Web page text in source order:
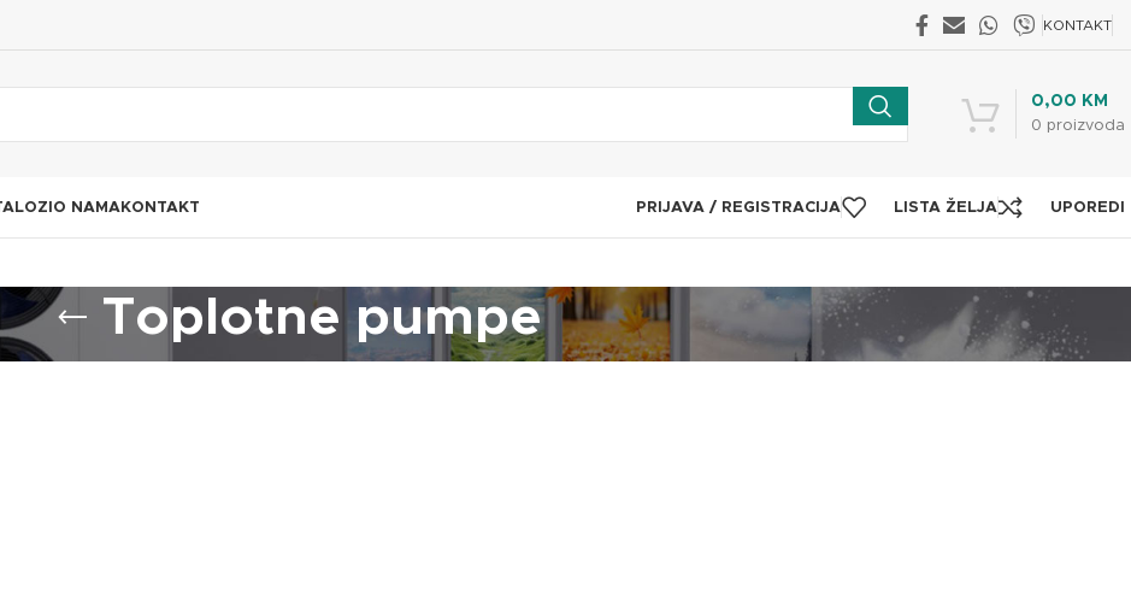
KONTAKT
0 proizvoda
0,00 KM
O NAMA KONTAKT PRIJAVA / REGISTRACIJA LISTA ŽELJA UPOREDI
Toplotne pumpe